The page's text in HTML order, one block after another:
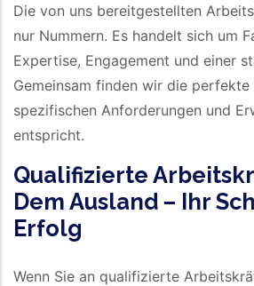
Die von uns bereitgestellten
nur Nummern. Es handelt sich um
Expertise, Engagement und einer
Gemeinsam finden wir die perfekte
spezifischen Anforderungen und
entspricht.
Qualifizierte
Dem Ausland – Ihr
Erfolg
Wenn Sie an qualifizierte